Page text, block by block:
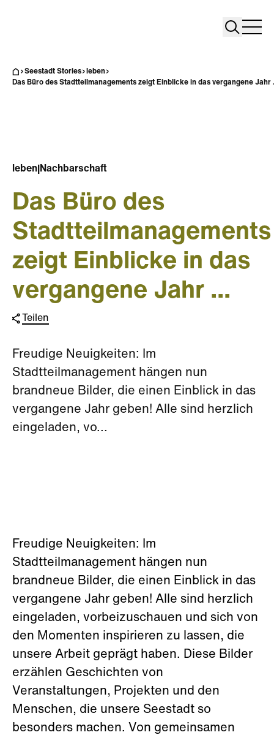
Search
Seestadt Stories
leben
Das Büro des Stadtteilmanagements zeigt Einblicke in das vergangene Jahr
leben Nachbarschaft
Das Büro des
Stadtteilmanagements
zeigt Einblicke in das
vergangene Jahr ...
Teilen
Freudige Neuigkeiten: Im
Stadtteilmanagement hängen nun
brandneue Bilder, die einen Einblick in das
vergangene Jahr geben! Alle sind herzlich
eingeladen, vo...
Freudige Neuigkeiten: Im
Stadtteilmanagement hängen nun
brandneue Bilder, die einen Einblick in das
vergangene Jahr geben! Alle sind herzlich
eingeladen, vorbeizuschauen und sich von
den Momenten inspirieren zu lassen, die
unsere Arbeit geprägt haben. Diese Bilder
erzählen Geschichten von
Veranstaltungen, Projekten und den
Menschen, die unsere Seestadt so
besonders machen. Von gemeinsamen